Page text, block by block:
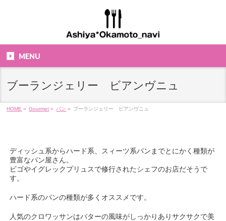
MENU
ブーランジェリー ビアンヴニュ
HOME » Gourmet » パン » ブーランジェリー ビアンヴニュ
ディッシュ系からハード系、スィーツ系パンまでとにかく種類が
豊富なパン屋さん。
ビゴやイグレックプリュスで修行されたシェフのお店だそうで
す。
ハード系のパンの種類が多くオススメです。
人気のクロワッサンはバターの風味がしっかりありサクサクで美